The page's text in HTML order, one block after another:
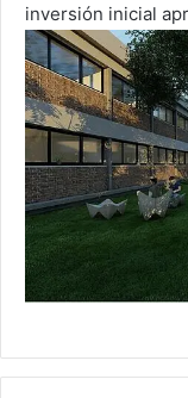
inversión inicial